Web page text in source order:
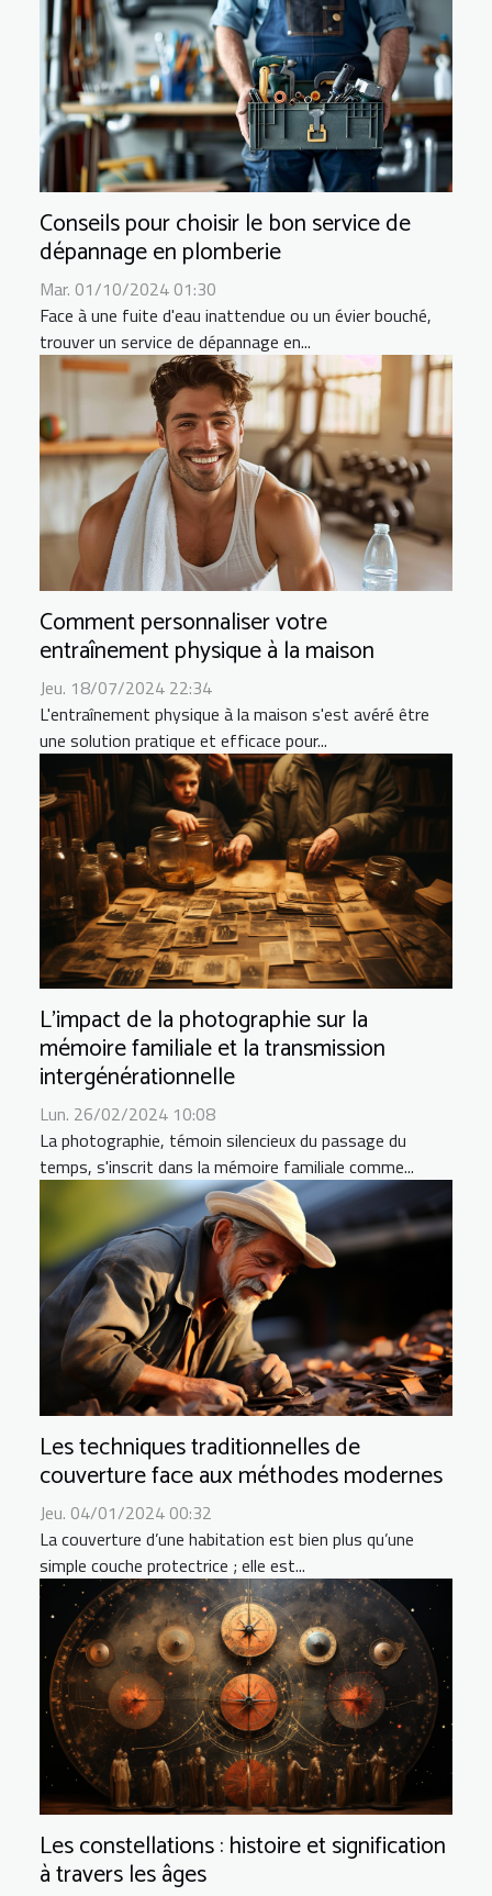
Conseils pour choisir le bon service de
dépannage en plomberie
Mar. 01/10/2024 01:30
Face à une fuite d'eau inattendue ou un évier bouché,
trouver un service de dépannage en...
Comment personnaliser votre
entraînement physique à la maison
Jeu. 18/07/2024 22:34
L'entraînement physique à la maison s'est avéré être
une solution pratique et efficace pour...
L'impact de la photographie sur la
mémoire familiale et la transmission
intergénérationnelle
Lun. 26/02/2024 10:08
La photographie, témoin silencieux du passage du
temps, s'inscrit dans la mémoire familiale comme...
Les techniques traditionnelles de
couverture face aux méthodes modernes
Jeu. 04/01/2024 00:32
La couverture d’une habitation est bien plus qu’une
simple couche protectrice ; elle est...
Les constellations : histoire et signification
à travers les âges